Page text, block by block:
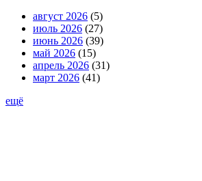
август 2026 (5)
июль 2026 (27)
июнь 2026 (39)
май 2026 (15)
апрель 2026 (31)
март 2026 (41)
ещё